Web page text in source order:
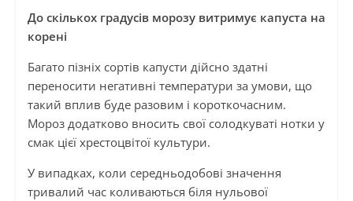
До скількох градусів морозу витримує капуста на
корені
Багато пізніх сортів капусти дійсно здатні
переносити негативні температури за умови, що
такий вплив буде разовим і короткочасним.
Мороз додатково вносить свої солодкуваті нотки у
смак цієї хрестоцвітої культури.
У випадках, коли середньодобові значення
тривалий час коливаються біля нульової